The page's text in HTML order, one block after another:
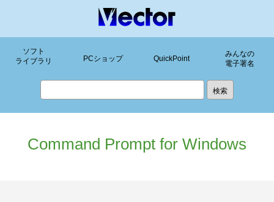
ソフト
ライブラリ
PCショップ QuickPoint
みんなの
電子署名
Command Prompt for Windows